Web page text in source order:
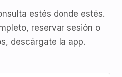
estés donde estés.
reservar sesión o
descárgate la app.